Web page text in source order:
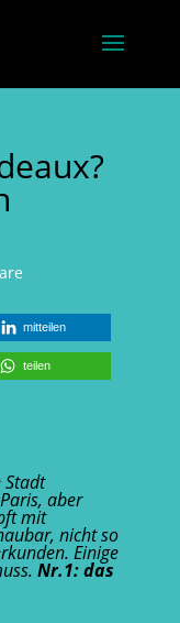
mitteilen
teilen
aber
mit
nicht so
Einige
Nr.1: das